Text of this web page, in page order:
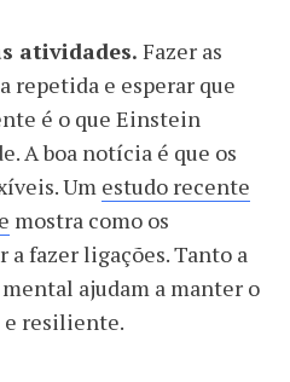
atividades. Fazer as
repetida e esperar que
é o que Einstein
A boa notícia é que os
Um estudo recente
mostra como os
fazer ligações. Tanto a
ajudam a manter o
e resiliente.